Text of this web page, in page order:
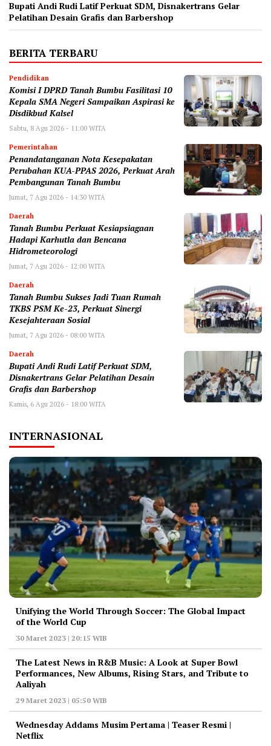
Bupati Andi Rudi Latif Perkuat SDM, Disnakertrans Gelar
Pelatihan Desain Grafis dan Barbershop
BERITA TERBARU
Pendidikan
Komisi I DPRD Tanah Bumbu Fasilitasi 10
Kepala SMA Negeri Sampaikan Aspirasi ke
Disdikbud Kalsel
Sabtu, 8 Agu 2026 - 11:00 WITA
Pemerintahan
Penandatanganan Nota Kesepakatan
Perubahan KUA-PPAS 2026, Perkuat Arah
Pembangunan Tanah Bumbu
Jumat, 7 Agu 2026 - 14:30 WITA
Daerah
Tanah Bumbu Perkuat Kesiapsiagaan
Hadapi Karhutla dan Bencana
Hidrometeorologi
Jumat, 7 Agu 2026 - 12:00 WITA
Daerah
Tanah Bumbu Sukses Jadi Tuan Rumah
TKBS PSM Ke-23, Perkuat Sinergi
Kesejahteraan Sosial
Jumat, 7 Agu 2026 - 08:00 WITA
Daerah
Bupati Andi Rudi Latif Perkuat SDM,
Disnakertrans Gelar Pelatihan Desain
Grafis dan Barbershop
Kamis, 6 Agu 2026 - 18:00 WITA
INTERNASIONAL
Unifying the World Through Soccer: The Global Impact
of the World Cup
30 Maret 2023 | 20:15 WIB
The Latest News in R&B Music: A Look at Super Bowl
Performances, New Albums, Rising Stars, and Tribute to
Aaliyah
29 Maret 2023 | 05:50 WIB
Wednesday Addams Musim Pertama | Teaser Resmi |
Netflix